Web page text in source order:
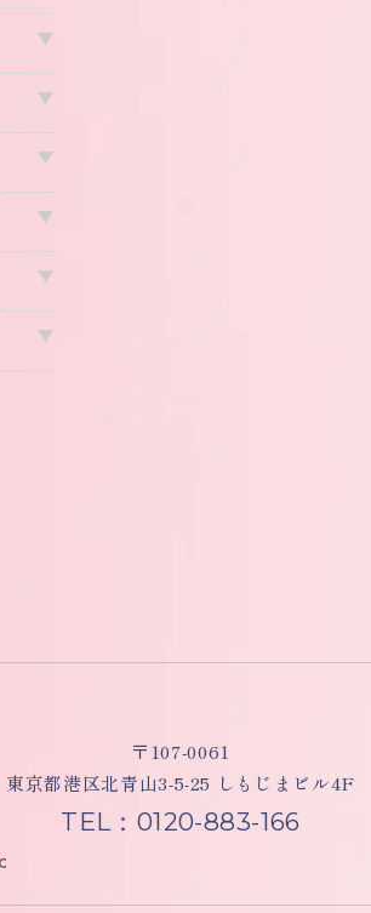
〒107-0061
東京都港区北青山3-5-25 しもじまビル4F
TEL：0120-883-166